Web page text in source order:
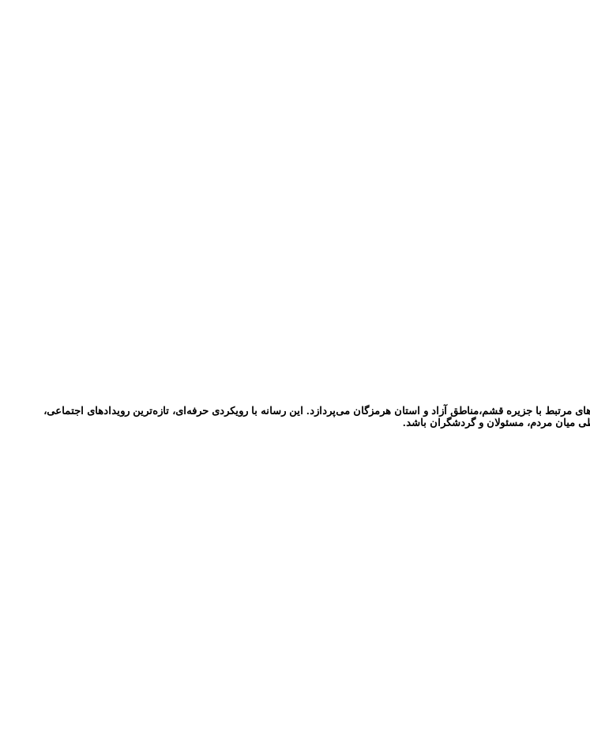
با جزیره قشم،مناطق آزاد و استان هرمزگان می‌پردازد. این رسانه با رویکردی حرفه‌ای، تازه‌ترین رویدادهای اجتماعی،
میان مردم، مسئولان و گردشگران باشد.